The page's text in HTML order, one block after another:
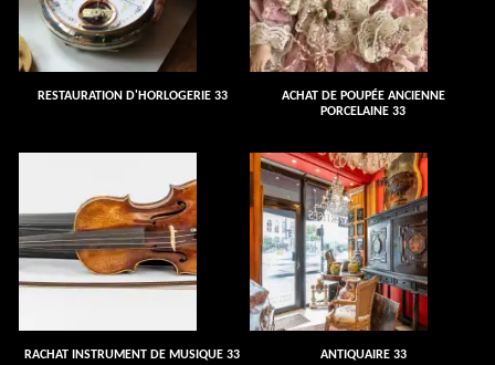
RESTAURATION D'HORLOGERIE 33
ACHAT DE POUPÉE ANCIENNE
PORCELAINE 33
RACHAT INSTRUMENT DE MUSIQUE 33 ANTIQUAIRE 33